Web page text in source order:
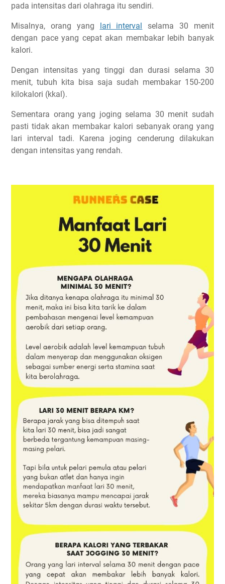
pada intensitas dari olahraga itu sendiri.
Misalnya, orang yang lari interval selama 30 menit
dengan pace yang cepat akan membakar lebih banyak
kalori.
Dengan intensitas yang tinggi dan durasi selama 30
menit, tubuh kita bisa saja sudah membakar 150-200
kilokalori (kkal).
Sementara orang yang joging selama 30 menit sudah
pasti tidak akan membakar kalori sebanyak orang yang
lari interval tadi. Karena joging cenderung dilakukan
dengan intensitas yang rendah.